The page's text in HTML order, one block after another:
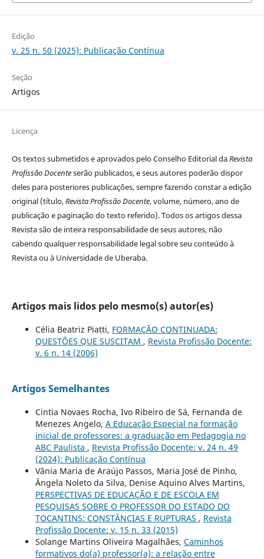
Edição
v. 25 n. 50 (2025): Publicação Contínua
Seção
Artigos
Licença
Os textos submetidos e aprovados pelo Conselho Editorial daRevista
Profissão Docenteserão publicados, e seus autores poderão dispor
deles para posteriores publicações, sempre fazendo constar a edição
original (título,Revista Profissão Docente, volume, número, ano de
publicação e paginação do texto referido). Todos os artigos dessa
Revista são de inteira responsabilidade de seus autores, não
cabendo qualquer responsabilidade legal sobre seu conteúdo à
Revista ou à Universidade de Uberaba.
Artigos mais lidos pelo mesmo(s) autor(es)
Célia Beatriz Piatti, FORMAÇÃO CONTINUADA:
QUESTÕES QUE SUSCITAM , Revista Profissão Docente:
v. 6 n. 14 (2006)
Artigos Semelhantes
Cintia Novaes Rocha, Ivo Ribeiro de Sá, Fernanda de
Menezes Angelo, A Educação Especial na formação
inicial de professores: a graduação em Pedagogia no
ABC Paulista , Revista Profissão Docente: v. 24 n. 49
(2024): Publicação Contínua
Vânia Maria de Araújo Passos, Maria José de Pinho,
Ângela Noleto da Silva, Denise Aquino Alves Martins,
PERSPECTIVAS DE EDUCAÇÃO E DE ESCOLA EM
PESQUISAS SOBRE O PROFESSOR DO ESTADO DO
TOCANTINS: CONSTÂNCIAS E RUPTURAS , Revista
Profissão Docente: v. 15 n. 33 (2015)
Solange Martins Oliveira Magalhães, Caminhos
formativos do(a) professor(a): a relação entre